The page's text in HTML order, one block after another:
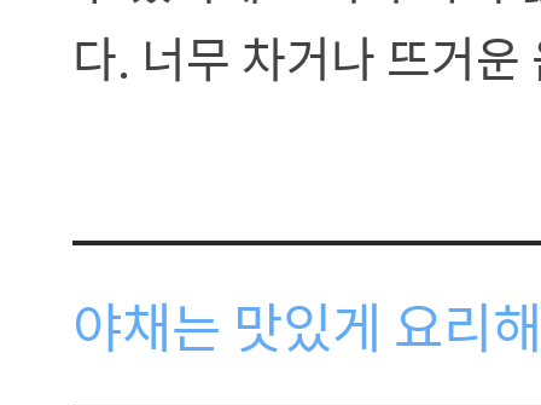
다. 너무 차거나 뜨거
야채는 맛있게 요리